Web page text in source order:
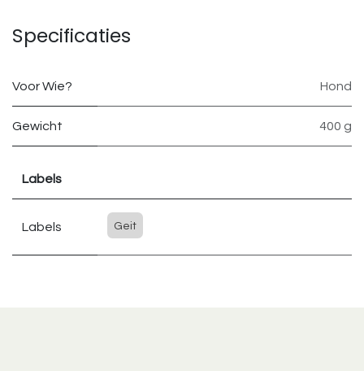
Specificaties
Voor Wie? Hond
Gewicht 400 g
Labels
Labels Geit